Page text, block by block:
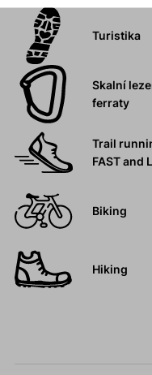
Turistika
Skalní
ferraty
Trail
FAST and
Biking
Hiking